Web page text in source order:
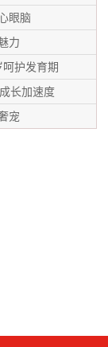
眼脑
力
护发育期
长加速度
宠